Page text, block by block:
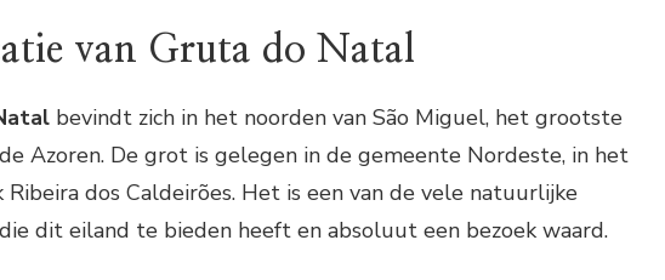
van Gruta do Natal
bevindt zich in het noorden van São Miguel, het grootste
Azoren. De grot is gelegen in de gemeente Nordeste, in het
dos Caldeirões. Het is een van de vele natuurlijke
dit eiland te bieden heeft en absoluut een bezoek waard.